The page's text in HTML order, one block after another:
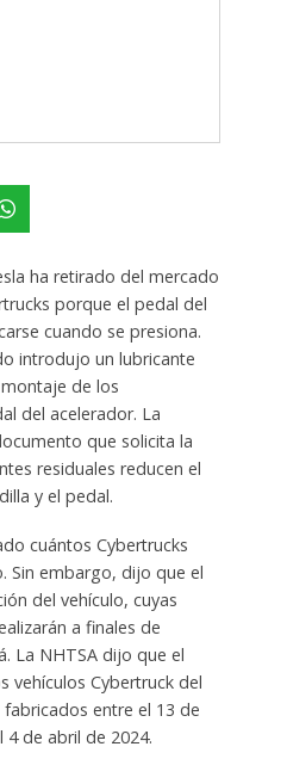
ha retirado del mercado
porque el pedal del
cuando se presiona.
introdujo un lubricante
de los
del acelerador. La
que solicita la
residuales reducen el
y el pedal.
cuántos Cybertrucks
Sin embargo, dijo que el
del vehículo, cuyas
a finales de
La NHTSA dijo que el
vehículos Cybertruck del
entre el 13 de
4 de abril de 2024.